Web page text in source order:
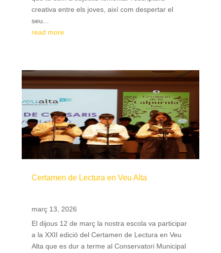
creativa entre els joves, així com despertar el
seu...
read more
Certamen de Lectura en Veu Alta
març 13, 2026
El dijous 12 de març la nostra escola va participar
a la XXII edició del Certamen de Lectura en Veu
Alta que es dur a terme al Conservatori Municipal